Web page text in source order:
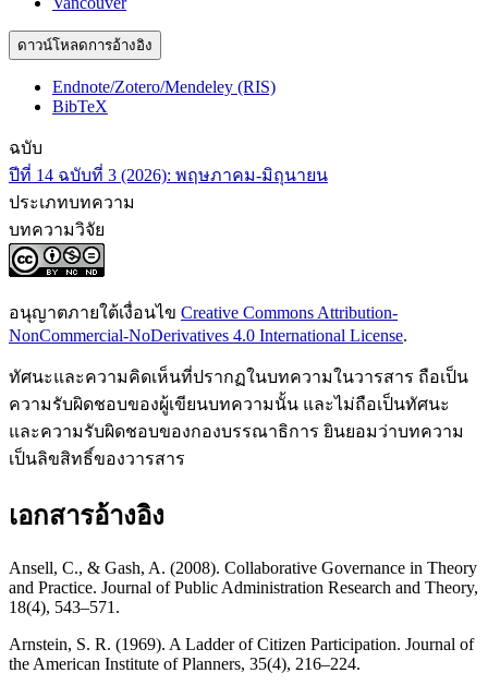
ดาวน์โหลดการอ้างอิง
Endnote/Zotero/Mendeley (RIS)
BibTeX
ฉบับ
ปีที่ 14 ฉบับที่ 3 (2026): พฤษภาคม-มิถุนายน
ประเภทบทความ
บทความวิจัย
อนุญาตภายใต้เงื่อนไข Creative Commons Attribution-
NonCommercial-NoDerivatives 4.0 International License.
ทัศนะและความคิดเห็นที่ปรากฏในบทความในวารสาร ถือเป็น
ความรับผิดชอบของผู้เขียนบทความนั้น และไม่ถือเป็นทัศนะ
และความรับผิดชอบของกองบรรณาธิการ ยินยอมว่าบทความ
เป็นลิขสิทธิ์ของวารสาร
เอกสารอ้างอิง
Ansell, C., & Gash, A. (2008). Collaborative Governance in Theory
and Practice. Journal of Public Administration Research and Theory,
18(4), 543–571.
Arnstein, S. R. (1969). A Ladder of Citizen Participation. Journal of
the American Institute of Planners, 35(4), 216–224.